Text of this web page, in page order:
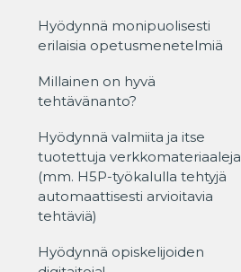
Käytät vierailijatunnusta (Kirjaudu
Hyödynnä monipuolisesti
erilaisia opetusmenetelmiä
Millainen on hyvä
tehtävänanto?
Hyödynnä valmiita ja itse
tuotettuja verkkomateriaaleja
(mm. H5P-työkalulla tehtyjä
automaattisesti arvioitavia
tehtäviä)
Hyödynnä opiskelijoiden